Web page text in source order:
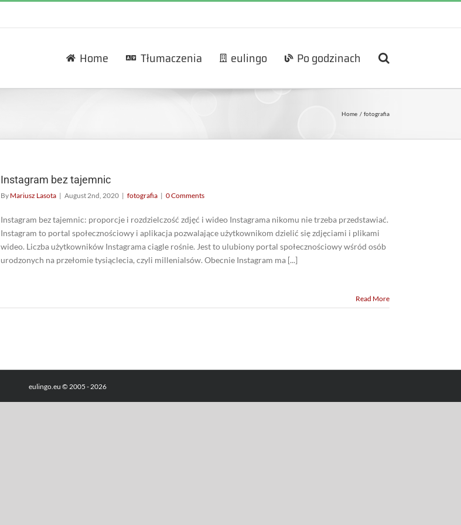
Home Tłumaczenia eulingo Po godzinach
Home fotografia
Instagram bez tajemnic
By Mariusz Lasota | August 2nd, 2020 | fotografia | 0 Comments
Instagram bez tajemnic: proporcje i rozdzielczość zdjęć i wideo Instagrama nikomu nie trzeba przedstawiać.
Instagram to portal społecznościowy i aplikacja pozwalające użytkownikom dzielić się zdjęciami i plikami
wideo. Liczba użytkowników Instagrama ciągle rośnie. Jest to ulubiony portal społecznościowy wśród osób
urodzonych na przełomie tysiąclecia, czyli millenialsów. Obecnie Instagram ma [...]
Read More
eulingo.eu © 2005 -2026